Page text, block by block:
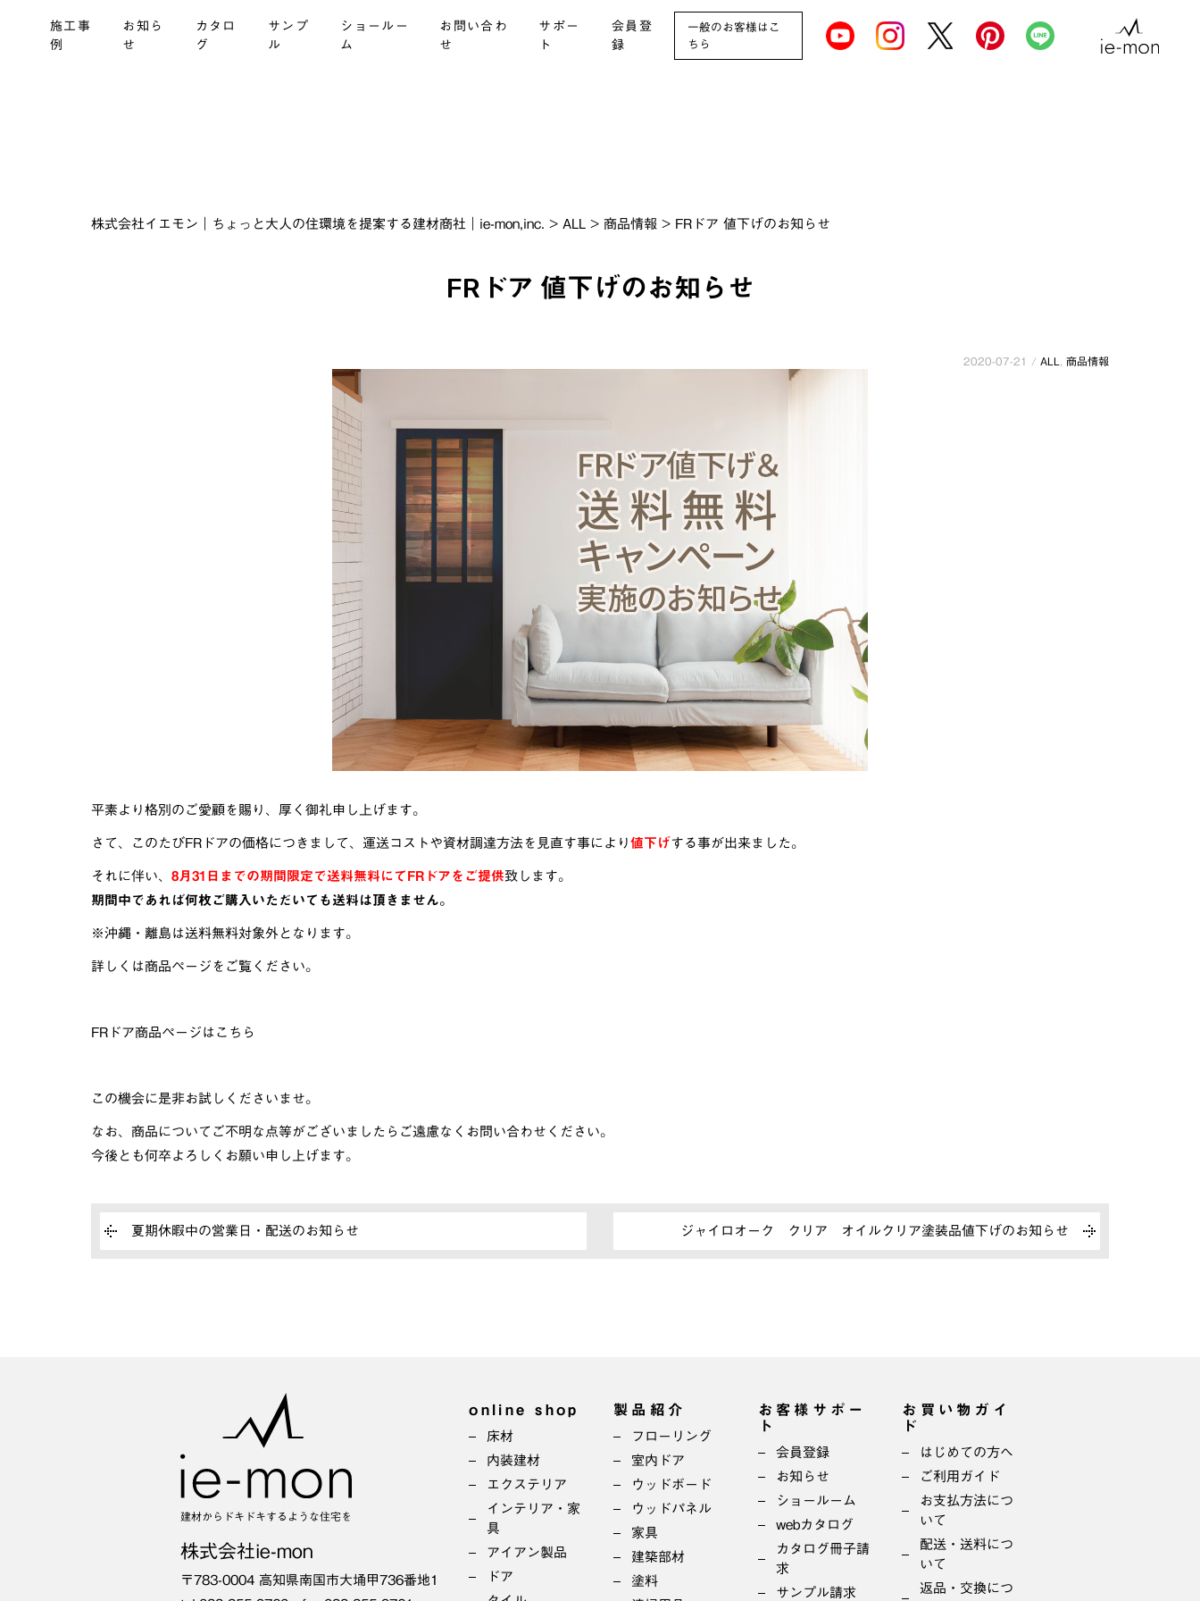
施工事
例
お知ら
せ
カタロ
グ
サンプ
ル
ショールー
ム
お問い合わ
せ
サポー
ト
会員登
録
一般のお客様はこ
ちら
株式会社イエモン｜ちょっと大人の住環境を提案する建材商社｜ie-mon,inc. > ALL > 商品情報 > FRドア 値下げのお知らせ
FRドア 値下げのお知らせ
2020-07-21 / ALL 商品情報
平素より格別のご愛顧を賜り、厚く御礼申し上げます。
さて、このたびFRドアの価格につきまして、運送コストや資材調達方法を見直す事により 値下げする事が出来ました。
それに伴い、 8月31日までの期間限定で送料無料にてFRドアをご提供致します。
期間中であれば何枚ご購入いただいても送料は頂きません。
※沖縄・離島は送料無料対象外となります。
詳しくは商品ページをご覧ください。
FRドア商品ページはこちら
この機会に是非お試しくださいませ。
なお、商品についてご不明な点等がございましたらご遠慮なくお問い合わせください。
今後とも何卒よろしくお願い申し上げます。
夏期休暇中の営業日・配送のお知らせ ジャイロオーク クリア オイルクリア塗装品値下げのお知らせ
建材からドキドキするような住宅を
株式会社ie-mon
〒783-0004 高知県南国市大埇甲736番地1
online shop
床材
内装建材
エクステリア
インテリア・家
具
アイアン製品
ドア
製品紹介
フローリング
室内ドア
ウッドボード
ウッドパネル
家具
建築部材
塗料
お客様サポー
ト
会員登録
お知らせ
ショールーム
webカタログ
カタログ冊子請
求
サンプル請求
お買い物ガイ
ド
はじめての方へ
ご利用ガイド
お支払方法につ
いて
配送・送料につ
いて
返品・交換につ